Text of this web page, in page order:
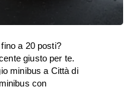
a 20 posti?
giusto per te.
minibus a Città di
con